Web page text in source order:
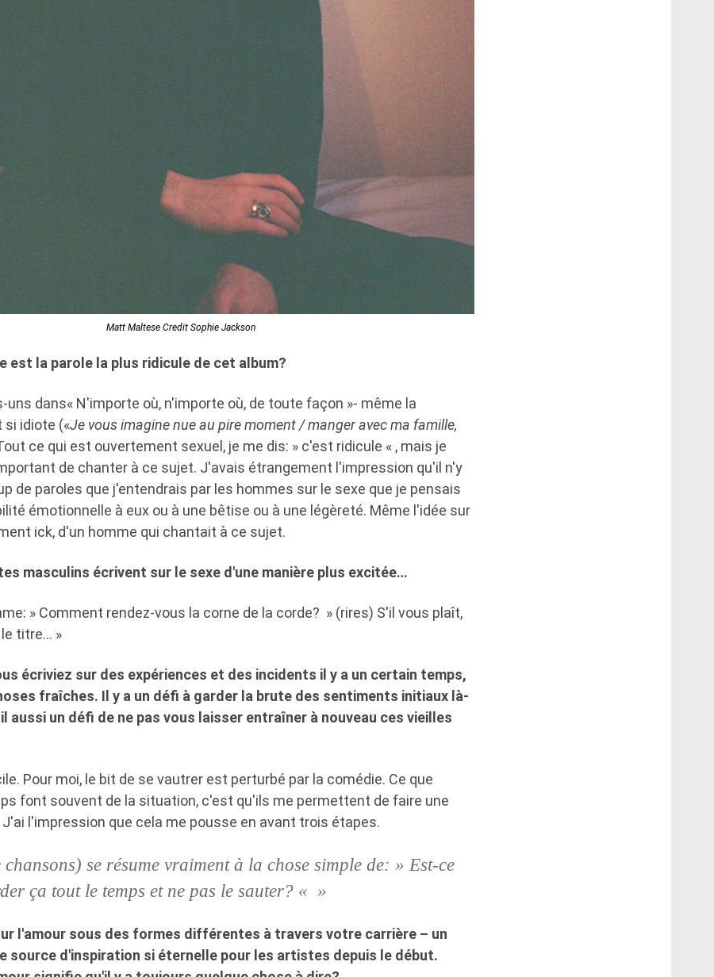
Matt Maltese Credit Sophie Jackson
est la parole la plus ridicule de cet album?
uns dans« N'importe où, n'importe où, de toute façon »- même la
si idiote («Je vous imagine nue au pire moment / manger avec ma famille,
ce qui est ouvertement sexuel, je me dis: » c'est ridicule « , mais je
de chanter à ce sujet. J'avais étrangement l'impression qu'il n'y
de paroles que j'entendrais par les hommes sur le sexe que je pensais
émotionnelle à eux ou à une bêtise ou à une légèreté. Même l'idée sur
ick, d'un homme qui chantait à ce sujet.
masculins écrivent sur le sexe d'une manière plus excitée…
» Comment rendez-vous la corne de la corde? » (rires) S'il vous plaît,
titre… »
écriviez sur des expériences et des incidents il y a un certain temps,
fraîches. Il y a un défi à garder la brute des sentiments initiaux là-
aussi un défi de ne pas vous laisser entraîner à nouveau ces vieilles
Pour moi, le bit de se vautrer est perturbé par la comédie. Ce que
font souvent de la situation, c'est qu'ils me permettent de faire une
l'impression que cela me pousse en avant trois étapes.
se résume vraiment à la chose simple de: » Est-ce
ça tout le temps et ne pas le sauter? « »
l'amour sous des formes différentes à travers votre carrière – un
source d'inspiration si éternelle pour les artistes depuis le début.